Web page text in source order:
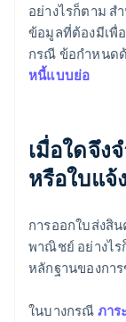
อย่างไรก็ตาม
ข้อมูลที่ต้องมีเพื่
กรณี ข้อกำหนด
หนี้แบบย่อ
เมื่อใดจึง
หรือใบแจ้
การออกใบส่งสิ
พาณิชย์ อย่างไร
หลักฐานของกา
ในบางกรณี ภาร